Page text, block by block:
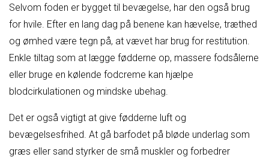
Selvom foden er bygget til bevægelse, har den også brug
for hvile. Efter en lang dag på benene kan hævelse, træthed
og ømhed være tegn på, at vævet har brug for restitution.
Enkle tiltag som at lægge fødderne op, massere fodsålerne
eller bruge en kølende fodcreme kan hjælpe
blodcirkulationen og mindske ubehag.
Det er også vigtigt at give fødderne luft og
bevægelsesfrihed. At gå barfodet på bløde underlag som
græs eller sand styrker de små muskler og forbedrer